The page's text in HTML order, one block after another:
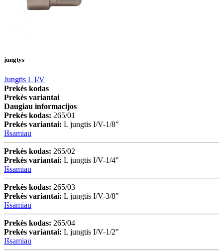
jungtys
Jungtis L I/V
Prekės kodas
Prekės variantai
Daugiau informacijos
Prekės kodas: 265/01
Prekės variantai: L jungtis I/V-1/8"
Išsamiau
Prekės kodas: 265/02
Prekės variantai: L jungtis I/V-1/4"
Išsamiau
Prekės kodas: 265/03
Prekės variantai: L jungtis I/V-3/8"
Išsamiau
Prekės kodas: 265/04
Prekės variantai: L jungtis I/V-1/2"
Išsamiau